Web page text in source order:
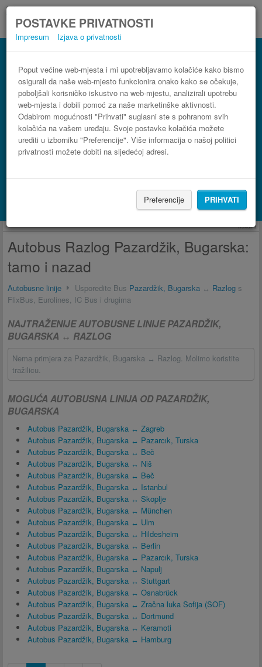
POSTAVKE PRIVATNOSTI
Impresum Izjava o privatnosti
Poput većine web-mjesta i mi upotrebljavamo kolačiće kako bismo
osigurali da naše web-mjesto funkcionira onako kako se očekuje,
poboljšali korisničko iskustvo na web-mjestu, analizirali upotrebu
web-mjesta i dobili pomoć za naše marketinške aktivnosti.
Odabirom mogućnosti "Prihvati" suglasni ste s pohranom svih
kolačića na vašem uređaju. Svoje postavke kolačića možete
urediti u izborniku "Preferencije". Više informacija o našoj politici
privatnosti možete dobiti na sljedećoj adresi.
Preferencije PRIHVATI
Autobus Pazardžik, Bugarska Razlog
3 koraka do najpovoljnije autobusne karte
Potraži smještaj s Booking.com
Reklama
Autobus Razlog Pazardžik, Bugarska:
tamo i nazad
Autobusne linije Usporedite Bus Pazardžik, Bugarska ↔ Razlog s
FlixBus, Eurolines, IC Bus i drugima
NAJTRAŽENIJE AUTOBUSNE LINIJE PAZARDŽIK,
BUGARSKA ↔ RAZLOG
Nema primjera za Pazardžik, Bugarska ↔ Razlog. Molimo koristite
tražilicu.
MOGUĆA AUTOBUSNA LINIJA OD PAZARDŽIK,
BUGARSKA
Autobus Pazardžik, Bugarska ↔ Zagreb
Autobus Pazardžik, Bugarska ↔ Pazarcık, Turska
Autobus Pazardžik, Bugarska ↔ Beč
Autobus Pazardžik, Bugarska ↔ Niš
Autobus Pazardžik, Bugarska ↔ Beč
Autobus Pazardžik, Bugarska ↔ Istanbul
Autobus Pazardžik, Bugarska ↔ Skoplje
Autobus Pazardžik, Bugarska ↔ München
Autobus Pazardžik, Bugarska ↔ Ulm
Autobus Pazardžik, Bugarska ↔ Hildesheim
Autobus Pazardžik, Bugarska ↔ Berlin
Autobus Pazardžik, Bugarska ↔ Pazarcık, Turska
Autobus Pazardžik, Bugarska ↔ Napulj
Autobus Pazardžik, Bugarska ↔ Stuttgart
Autobus Pazardžik, Bugarska ↔ Osnabrück
Autobus Pazardžik, Bugarska ↔ Zračna luka Sofija (SOF)
Autobus Pazardžik, Bugarska ↔ Dortmund
Autobus Pazardžik, Bugarska ↔ Keramoti
Autobus Pazardžik, Bugarska ↔ Hamburg